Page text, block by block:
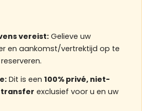
vereist: Gelieve uw
en aankomst/vertrektijd op te
Dit is een 100% privé, niet-
transfer exclusief voor u en uw